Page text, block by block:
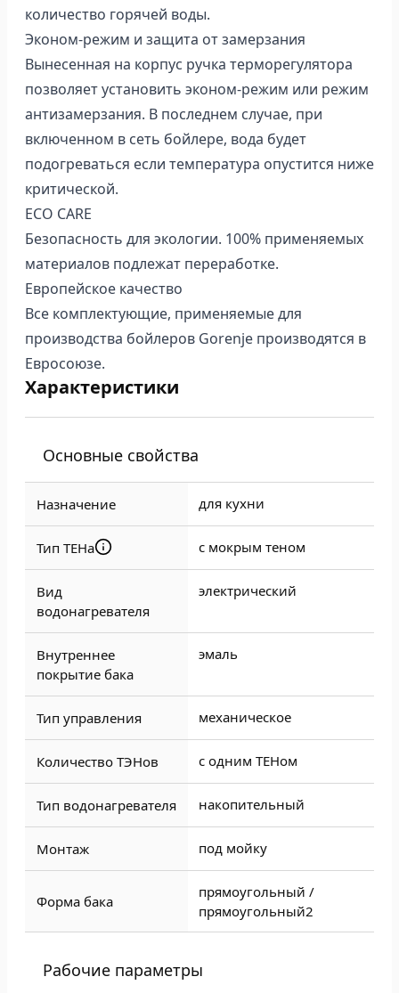
количество горячей воды.
Эконом-режим и защита от замерзания
Вынесенная на корпус ручка терморегулятора
позволяет установить эконом-режим или режим
антизамерзания. В последнем случае, при
включенном в сеть бойлере, вода будет
подогреваться если температура опустится ниже
критической.
ECO CARE
Безопасность для экологии. 100% применяемых
материалов подлежат переработке.
Европейское качество
Все комплектующие, применяемые для
производства бойлеров Gorenje производятся в
Евросоюзе.
Характеристики
Основные свойства
Назначение для кухни
Тип ТЕНа с мокрым теном
Вид
водонагревателя
электрический
Внутреннее
покрытие бака
эмаль
Тип управления механическое
Количество ТЭНов с одним ТЕНом
Тип водонагревателя накопительный
Монтаж под мойку
Форма бака
прямоугольный /
прямоугольный2
Рабочие параметры